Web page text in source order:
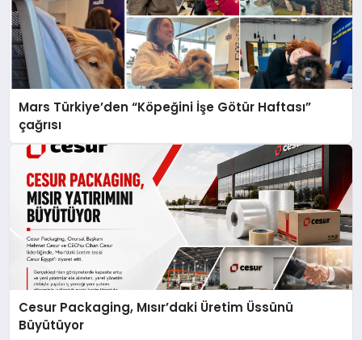
Mars Türkiye’den “Köpeğini İşe Götür Haftası”
çağrısı
Cesur Packaging, Mısır’daki Üretim Üssünü
Büyütüyor